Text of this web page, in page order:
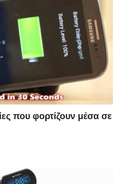
που φορτίζουν μέσα σε